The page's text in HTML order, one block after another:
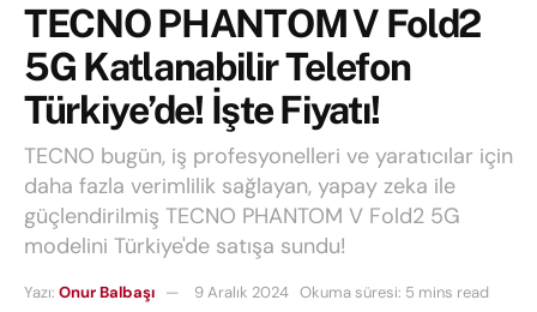
TECNO PHANTOM V Fold2
5G Katlanabilir Telefon
Türkiye’de! İşte Fiyatı!
TECNO bugün, iş profesyonelleri ve yaratıcılar için
daha fazla verimlilik sağlayan, yapay zeka ile
güçlendirilmiş TECNO PHANTOM V Fold2 5G
modelini Türkiye'de satışa sundu!
Yazı: Onur Balbaşı 9 Aralık 2024 Okuma süresi: 5 mins read